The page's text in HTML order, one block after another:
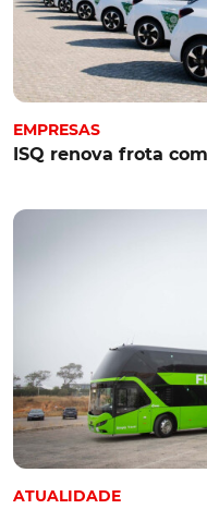
EMPRESAS
ISQ renova frota
ATUALIDADE